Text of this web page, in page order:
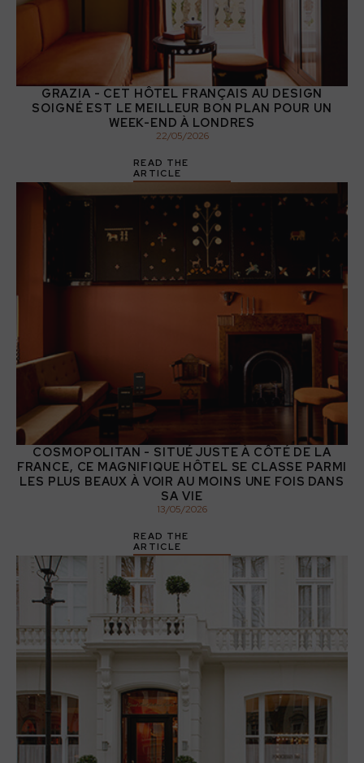
GRAZIA - CET HÔTEL FRANÇAIS AU DESIGN
SOIGNÉ EST LE MEILLEUR BON PLAN POUR UN
WEEK-END À LONDRES
22/05/2026
READ THE
ARTICLE
COSMOPOLITAN - SITUÉ JUSTE À CÔTÉ DE LA
FRANCE, CE MAGNIFIQUE HÔTEL SE CLASSE PARMI
LES PLUS BEAUX À VOIR AU MOINS UNE FOIS DANS
SA VIE
13/05/2026
READ THE
ARTICLE